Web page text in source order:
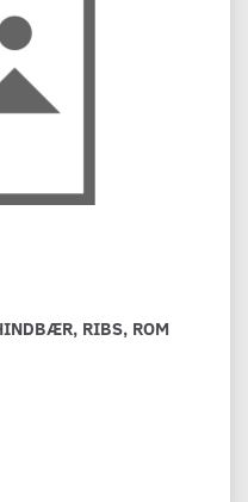
RIBS, ROM